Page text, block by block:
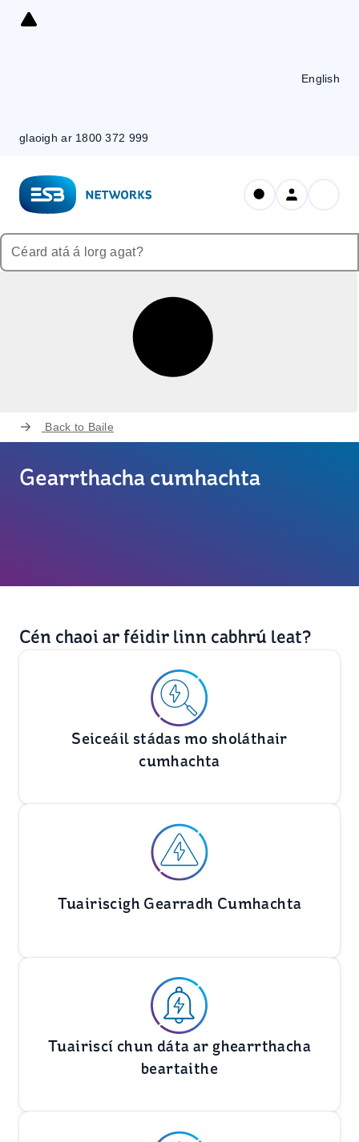
Skip
glaoigh ar 1800 372 999
English
Back to Baile
Gearrthacha cumhachta
Cén chaoi ar féidir linn cabhrú leat?
Seiceáil stádas mo sholáthair
cumhachta
Tuairiscigh Gearradh Cumhachta
Tuairiscí chun dáta ar ghearrthacha
beartaithe